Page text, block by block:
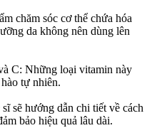
chăm sóc cơ thể chứa hóa
da không nên dùng lên
C: Những loại vitamin này
tự nhiên.
sẽ hướng dẫn chi tiết về cách
bảo hiệu quả lâu dài.